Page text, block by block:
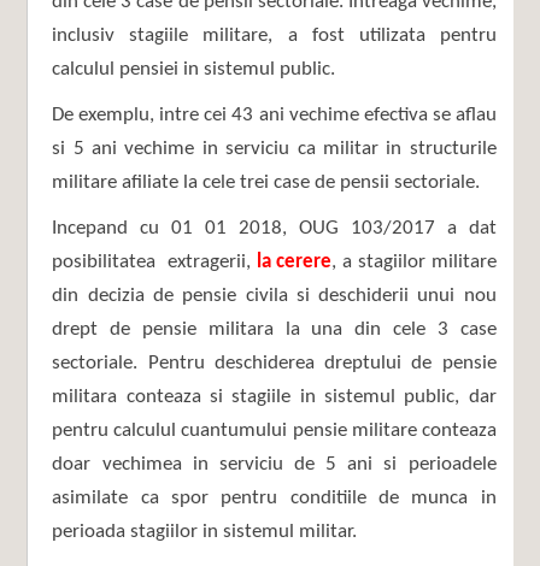
inclusiv stagiile militare, a fost utilizata pentru
calculul pensiei in sistemul public.
De exemplu, intre cei 43 ani vechime efectiva se aflau
si 5 ani vechime in serviciu ca militar in structurile
militare afiliate la cele trei case de pensii sectoriale.
Incepand cu 01 01 2018, OUG 103/2017 a dat
posibilitatea extragerii, la cerere, a stagiilor militare
din decizia de pensie civila si deschiderii unui nou
drept de pensie militara la una din cele 3 case
sectoriale. Pentru deschiderea dreptului de pensie
militara conteaza si stagiile in sistemul public, dar
pentru calculul cuantumului pensie militare conteaza
doar vechimea in serviciu de 5 ani si perioadele
asimilate ca spor pentru conditiile de munca in
perioada stagiilor in sistemul militar.